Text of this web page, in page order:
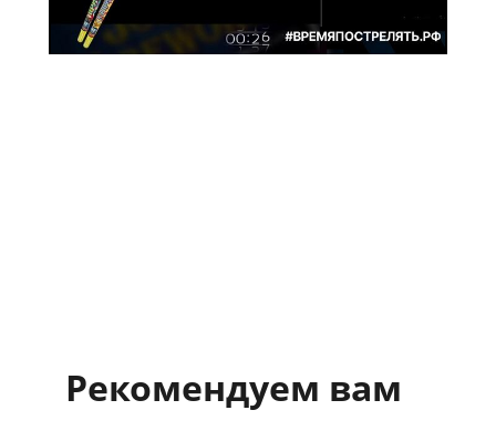
Рекомендуем вам